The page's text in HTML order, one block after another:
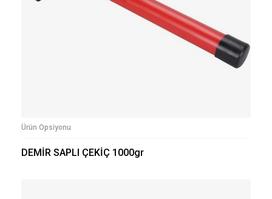
Ürün Opsiyonu
DEMİR SAPLI ÇEKİÇ 1000gr